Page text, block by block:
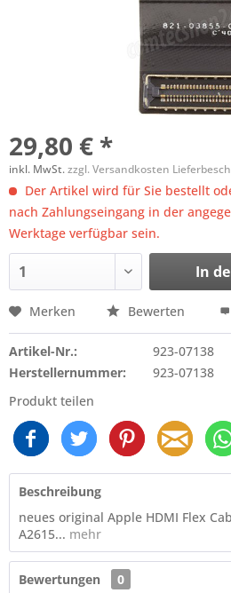
29,80 € *
inkl. MwSt.zzgl. Versandkosten
Der Artikel wird für Sie bestellt
nach Zahlungseingang in der
Werktage verfügbar sein.
In
Merken Bewerten
Artikel-Nr.:
923-07138
Herstellernummer:
923-07138
Produkt teilen
Beschreibung
neues original Apple HDMI Flex
A2615... mehr
Bewertungen
0